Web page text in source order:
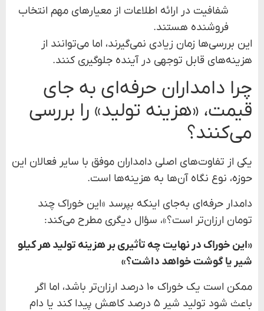
شفافیت در ارائه اطلاعات از معیارهای مهم انتخاب
فروشنده هستند.
این بررسی‌ها زمان زیادی نمی‌گیرند، اما می‌توانند از
هزینه‌های قابل توجهی در آینده جلوگیری کنند.
چرا دامداران حرفه‌ای به جای
قیمت، «هزینه تولید» را بررسی
می‌کنند؟
یکی از تفاوت‌های اصلی دامداران موفق با سایر فعالان این
حوزه، نوع نگاه آن‌ها به هزینه‌ها است.
دامدار حرفه‌ای به‌جای اینکه بپرسد «این خوراک چند
تومان ارزان‌تر است؟»، سؤال دیگری مطرح می‌کند:
«این خوراک در نهایت چه تأثیری بر هزینه تولید هر کیلو
شیر یا گوشت خواهد داشت؟»
ممکن است یک خوراک ۱۰ درصد ارزان‌تر باشد، اما اگر
باعث شود تولید شیر ۵ درصد کاهش پیدا کند یا دام